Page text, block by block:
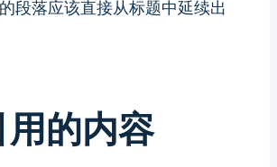
段落应该直接从标题中延续出
的内容